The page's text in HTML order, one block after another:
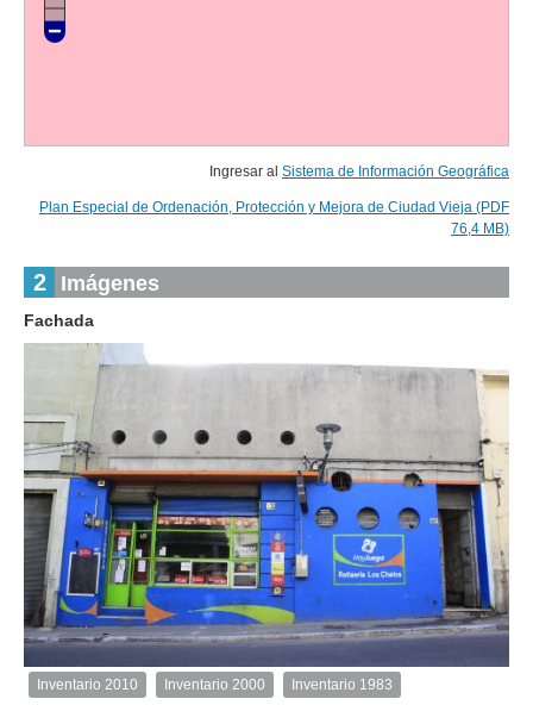
Ingresar al Sistema de Información Geográfica
Plan Especial de Ordenación, Protección y Mejora de Ciudad Vieja (PDF
76,4 MB)
2 Imágenes
Fachada
Inventario
Inventario 2010
Inventario 2000
Inventario 1983